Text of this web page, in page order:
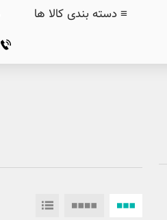
≡ دسته بندی کالا ها